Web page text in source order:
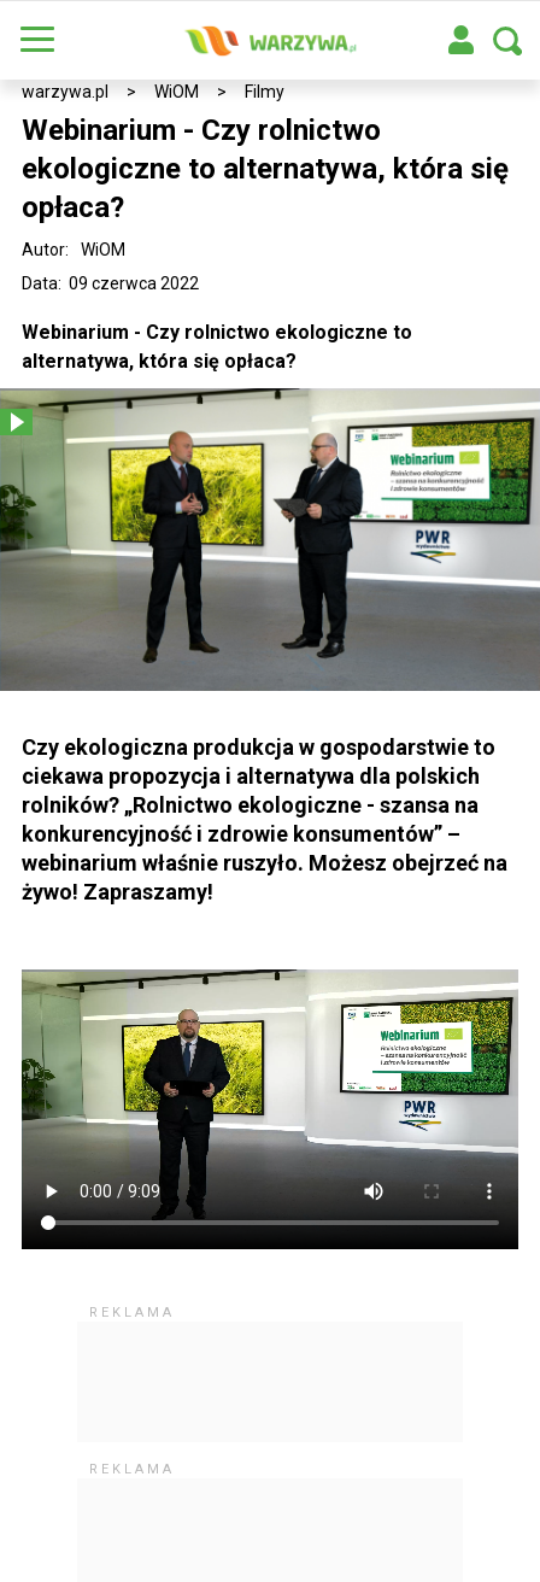
warzywa.pl > WiOM > Filmy
Webinarium - Czy rolnictwo
ekologiczne to alternatywa, która się
opłaca?
Data: 09 czerwca 2022
Autor: WiOM
Webinarium - Czy rolnictwo ekologiczne to
alternatywa, która się opłaca?
Czy ekologiczna produkcja w gospodarstwie to
ciekawa propozycja i alternatywa dla polskich
rolników? „Rolnictwo ekologiczne - szansa na
konkurencyjność i zdrowie konsumentów” –
webinarium właśnie ruszyło. Możesz obejrzeć na
żywo! Zapraszamy!